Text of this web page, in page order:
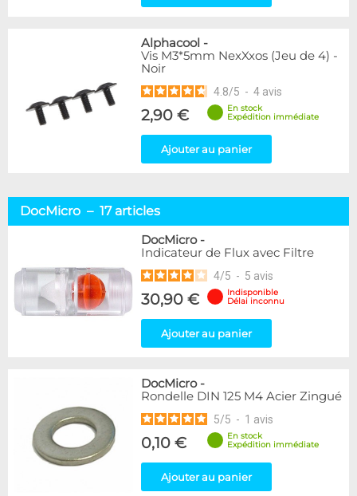
Alphacool -
Vis M3*5mm NexXxos (Jeu de 4) -
Noir
4.8/5 - 4 avis
2,90 €
En stock
Expédition immédiate
Ajouter au panier
DocMicro – 17 articles
DocMicro-
Indicateur de Flux avec Filtre
4/5 - 5 avis
30,90 €
Indisponible
Délai inconnu
Ajouter au panier
DocMicro-
Rondelle DIN 125 M4 Acier Zingué
5/5 - 1 avis
0,10 €
En stock
Expédition immédiate
Ajouter au panier